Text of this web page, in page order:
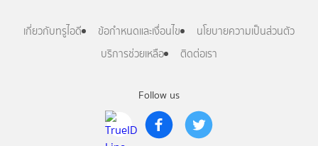
Follow us
เกี่ยวกับทรูไอดี ข้อกำหนดและเงื่อนไข
นโยบายความเป็นส่วนตัว
บริการช่วยเหลือ
ติดต่อเรา